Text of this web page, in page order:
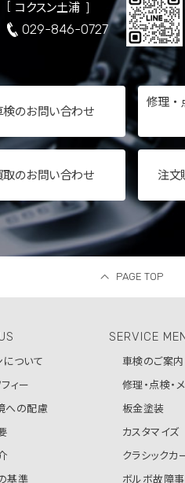
コクスン土浦
029-846-0727
検のお問い合わせ
修理・
取のお問い合わせ 注文
PAGE TOP
について
ィー
への配慮
基準
SERVICE
車検のご案内
修理・点検・
板金塗装
カスタマイズ
クラシックカ
ボルボ故障